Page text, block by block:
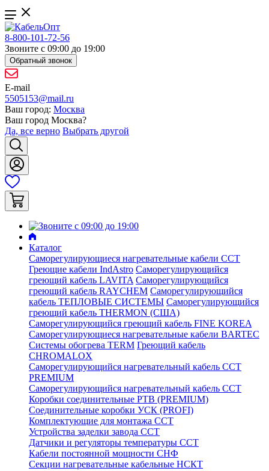
8-800-101-72-56
Звоните с 09:00 до 19:00
Обратный звонок
E-mail
5505153@mail.ru
Ваш город: Москва
Ваш город Москва?
Да, все верно Выбрать другой
Каталог
Саморегулирующиеся нагревательные кабели ССТ
Греющие кабели IndAstro Саморегулирующийся
греющий кабель LAVITA Саморегулирующийся
греющий кабель RAYCHEM Саморегулирующийся
кабель ТЕПЛОВЫЕ СИСТЕМЫ Саморегулирующийся
греющий кабель THERMON (США)
Саморегулирующийся греющий кабель FINE KOREA
Саморегулирующиеся нагревательные кабели BARTEC
Системы обогрева TERM Греющий кабель
CHROMALOX
Саморегулирующийся нагревательный кабель ССТ
PREMIUM
Саморегулирующийся нагревательный кабель ССТ
Коробки соединительные РТВ (PREMIUM)
Соединительные коробки УСК (PROFI)
Комплектующие для монтажа ССТ
Устройства заделки завода ССТ
Датчики и регуляторы температуры ССТ
Кабели постоянной мощности СНФ
Секции нагревательные кабельные НСКТ